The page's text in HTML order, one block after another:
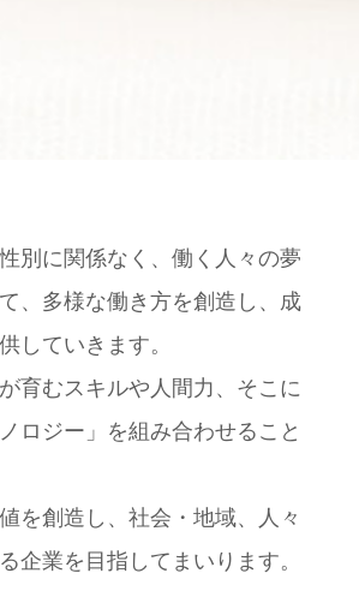
別に関係なく、働く人々の夢
、多様な働き方を創造し、成
していきます。
育むスキルや人間力、そこに
ロジー」を組み合わせること
を創造し、社会・地域、人々
企業を目指してまいります。